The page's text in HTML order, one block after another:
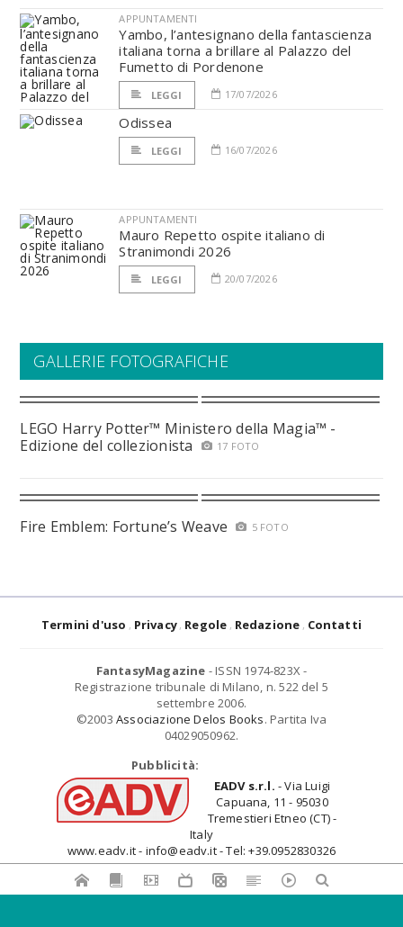
APPUNTAMENTI
Yambo, l’antesignano della fantascienza
italiana torna a brillare al Palazzo del
Fumetto di Pordenone
LEGGI 17/07/2026
Odissea
LEGGI 16/07/2026
APPUNTAMENTI
Mauro Repetto ospite italiano di
Stranimondi 2026
LEGGI 20/07/2026
GALLERIE FOTOGRAFICHE
LEGO Harry Potter™ Ministero della Magia™ -
Edizione del collezionista
17 FOTO
Fire Emblem: Fortune’s Weave 5 FOTO
Termini d'uso Privacy Regole Redazione Contatti
FantasyMagazine - ISSN 1974-823X -
Registrazione tribunale di Milano, n. 522 del 5
settembre 2006.
©2003 Associazione Delos Books. Partita Iva
04029050962.
Pubblicità:
EADV s.r.l. - Via Luigi
Capuana, 11 - 95030
Tremestieri Etneo (CT) -
Italy
www.eadv.it - info@eadv.it - Tel: +39.0952830326